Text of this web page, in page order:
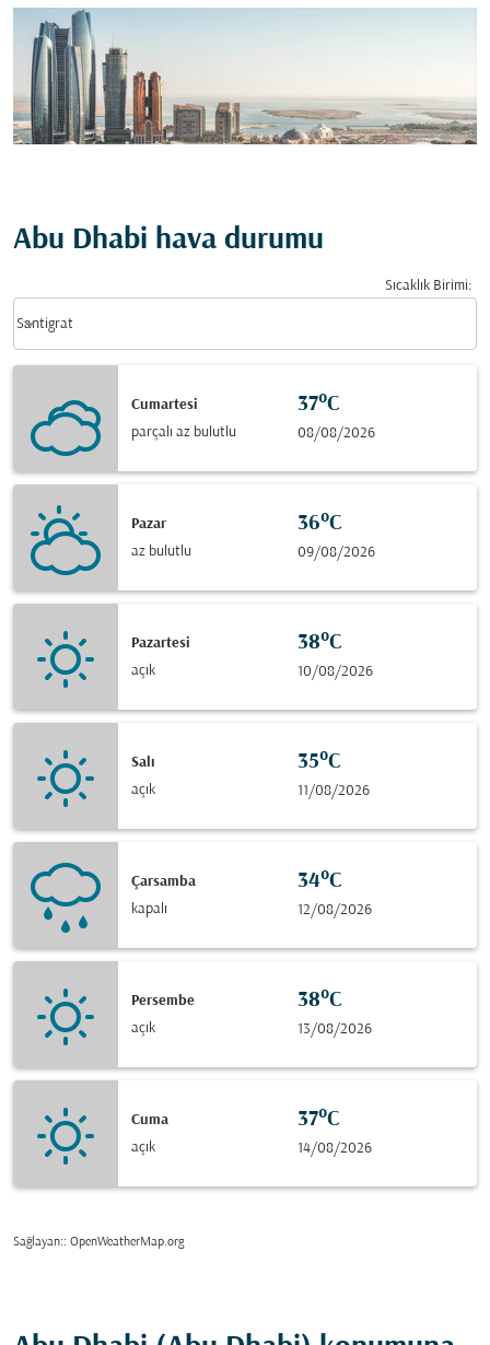
Abu Dhabi hava durumu
Sıcaklık Birimi:
Santigrat
keyboard_arrow_down
Cumartesi
parçalı az bulutlu
37°C
08/08/2026
Pazar
az bulutlu
36°C
09/08/2026
Pazartesi
açık
38°C
10/08/2026
Salı
açık
35°C
11/08/2026
Çarsamba
kapalı
34°C
12/08/2026
Persembe
açık
38°C
13/08/2026
Cuma
açık
37°C
14/08/2026
Sağlayan:: OpenWeatherMap.org